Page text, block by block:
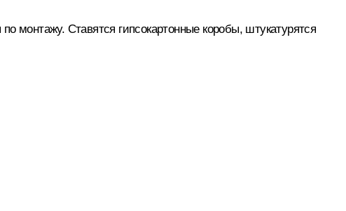
монтажу. Ставятся гипсокартонные коробы, штукатурятся